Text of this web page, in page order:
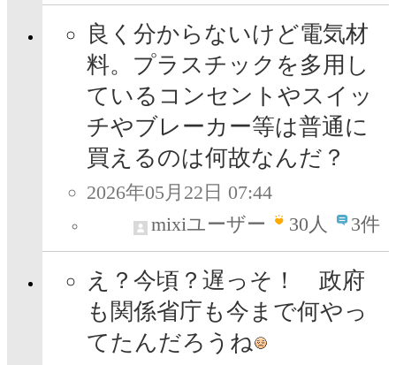
良く分からないけど電気材
料。プラスチックを多用し
ているコンセントやスイッ
チやブレーカー等は普通に
買えるのは何故なんだ？
2026年05月22日 07:44
mixiユーザー
30人 3件
え？今頃？遅っそ！ 政府
も関係省庁も今まで何やっ
てたんだろうね